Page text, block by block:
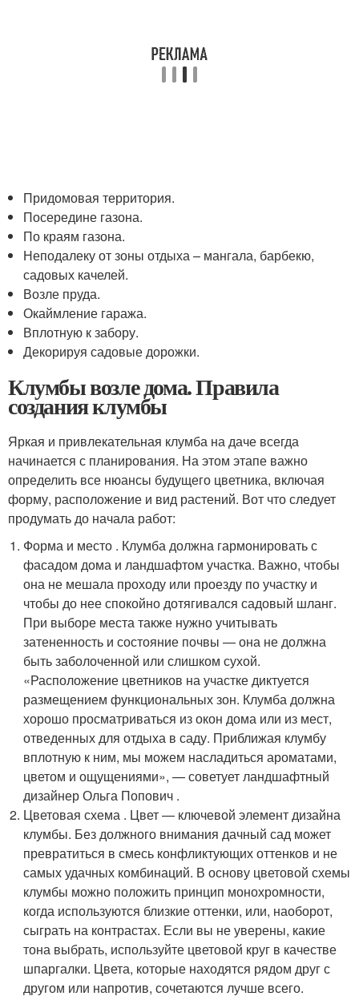
Придомовая территория.
Посередине газона.
По краям газона.
Неподалеку от зоны отдыха – мангала, барбекю,
садовых качелей.
Возле пруда.
Окаймление гаража.
Вплотную к забору.
Декорируя садовые дорожки.
Клумбы возле дома. Правила
создания клумбы
Яркая и привлекательная клумба на даче всегда
начинается с планирования. На этом этапе важно
определить все нюансы будущего цветника, включая
форму, расположение и вид растений. Вот что следует
продумать до начала работ:
Форма и место . Клумба должна гармонировать с
фасадом дома и ландшафтом участка. Важно, чтобы
она не мешала проходу или проезду по участку и
чтобы до нее спокойно дотягивался садовый шланг.
При выборе места также нужно учитывать
затененность и состояние почвы — она не должна
быть заболоченной или слишком сухой.
«Расположение цветников на участке диктуется
размещением функциональных зон. Клумба должна
хорошо просматриваться из окон дома или из мест,
отведенных для отдыха в саду. Приближая клумбу
вплотную к ним, мы можем насладиться ароматами,
цветом и ощущениями», — советует ландшафтный
дизайнер Ольга Попович .
Цветовая схема . Цвет — ключевой элемент дизайна
клумбы. Без должного внимания дачный сад может
превратиться в смесь конфликтующих оттенков и не
самых удачных комбинаций. В основу цветовой схемы
клумбы можно положить принцип монохромности,
когда используются близкие оттенки, или, наоборот,
сыграть на контрастах. Если вы не уверены, какие
тона выбрать, используйте цветовой круг в качестве
шпаргалки. Цвета, которые находятся рядом друг с
другом или напротив, сочетаются лучше всего.